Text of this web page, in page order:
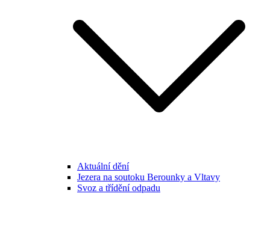
Aktuální dění
Jezera na soutoku Berounky a Vltavy
Svoz a třídění odpadu